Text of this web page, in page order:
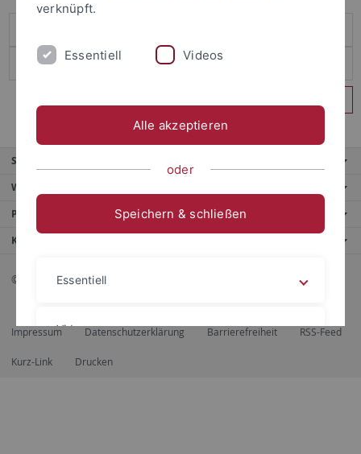
Service
Weitere Angebote
Portale
Kontaktinfo
© 2026 Eberhard Karls Universität Tübingen, Tübingen
Impressum Datenschutzerklärung Barrierefreiheit RSS-Feed
Kurz-Link Drucken
verknüpft.
Essentiell Videos
Alle akzeptieren
oder
Speichern & schließen
Essentiell
Videos